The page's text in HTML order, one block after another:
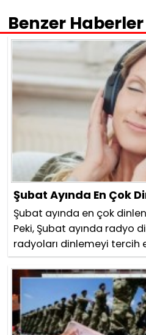
Benzer Haberler
Şubat Ayında En Çok
Şubat ayında en çok
Peki, Şubat ayında radyo
radyoları dinlemeyi tercih